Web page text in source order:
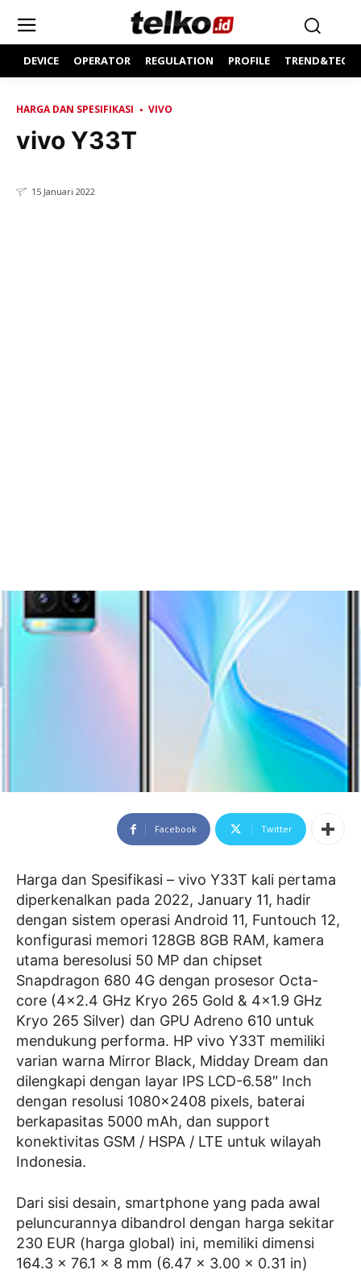
DEVICE OPERATOR REGULATION PROFILE
HARGA DAN SPESIFIKASI VIVO
vivo Y33T
15 Januari 2022
Facebook Twitter
Harga dan Spesifikasi – vivo Y33T kali pertama
diperkenalkan pada 2022, January 11, hadir
dengan sistem operasi Android 11, Funtouch 12,
konfigurasi memori 128GB 8GB RAM, kamera
utama beresolusi 50 MP dan chipset
Snapdragon 680 4G dengan prosesor Octa-
core (4×2.4 GHz Kryo 265 Gold & 4×1.9 GHz
Kryo 265 Silver) dan GPU Adreno 610 untuk
mendukung performa. HP vivo Y33T memiliki
varian warna Mirror Black, Midday Dream dan
dilengkapi dengan layar IPS LCD-6.58″ Inch
dengan resolusi 1080×2408 pixels, baterai
berkapasitas 5000 mAh, dan support
konektivitas GSM / HSPA / LTE untuk wilayah
Indonesia.
Dari sisi desain, smartphone yang pada awal
peluncurannya dibandrol dengan harga sekitar
230 EUR (harga global) ini, memiliki dimensi
164.3 x 76.1 x 8 mm (6.47 x 3.00 x 0.31 in)